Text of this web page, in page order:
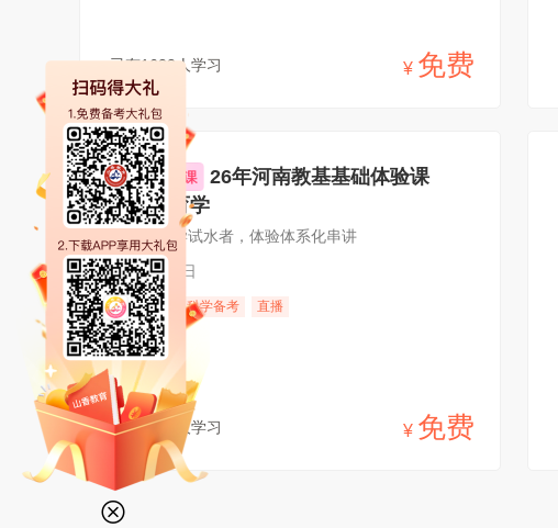
已有1633人学习 ¥ 免费
26年河南教基基础体验课
——教育学
教基教育学试水者，体验体系化串讲
9月23日
系统备考 科学备考 直播
已有1119人学习 ¥ 免费